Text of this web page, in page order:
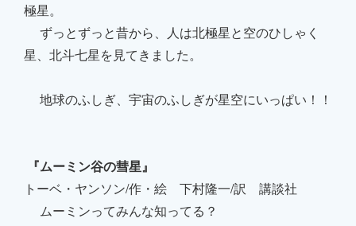
極星。
ずっとずっと昔から、人は北極星と空のひしゃく
星、北斗七星を見てきました。
地球のふしぎ、宇宙のふしぎが星空にいっぱい！！
『ムーミン谷の彗星』
トーベ・ヤンソン/作・絵 下村隆一/訳 講談社
ムーミンってみんな知ってる？